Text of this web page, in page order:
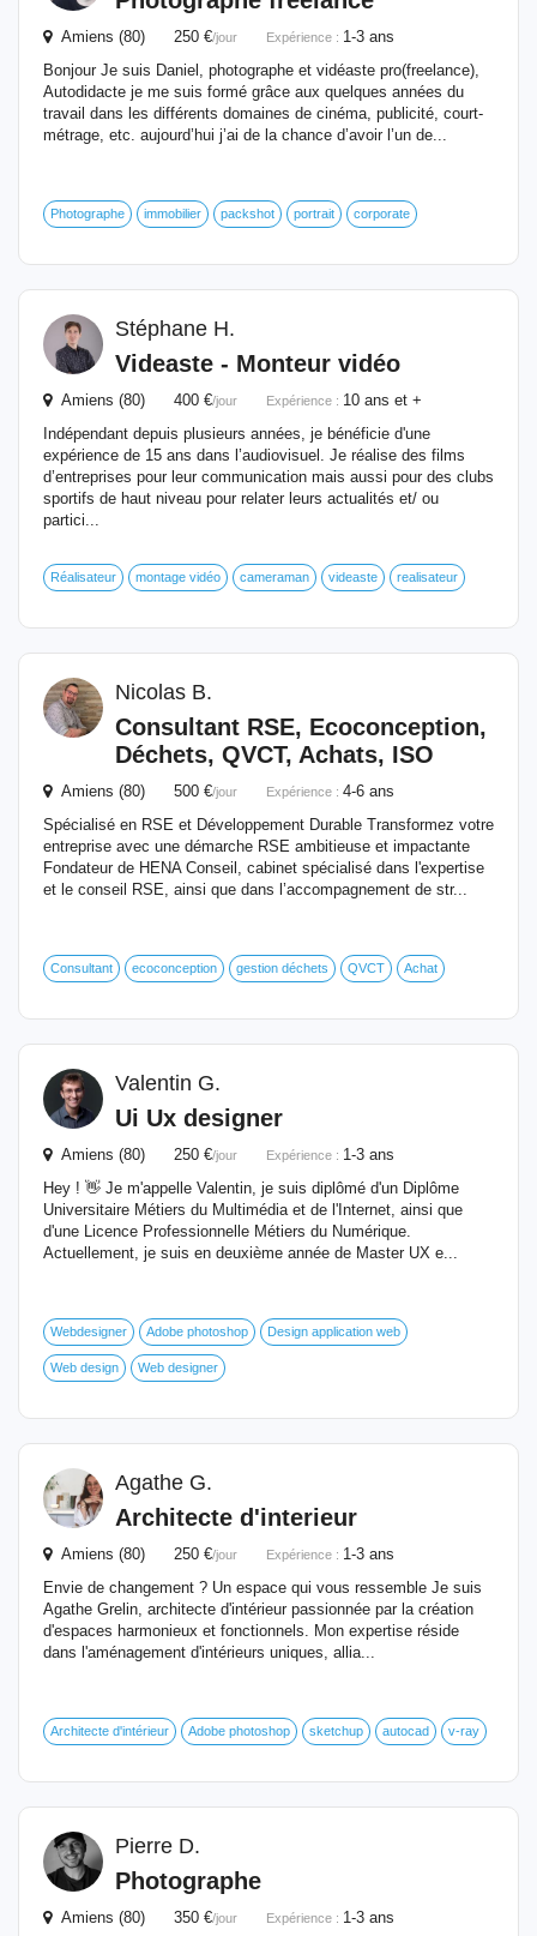
Amiens (80) 250 €/jour Expérience : 1-3 ans
Bonjour Je suis Daniel, photographe et vidéaste pro(freelance),
Autodidacte je me suis formé grâce aux quelques années du
travail dans les différents domaines de cinéma, publicité, court-
métrage, etc. aujourd’hui j’ai de la chance d’avoir l’un de...
Photographe immobilier packshot portrait corporate
Stéphane H.
Videaste - Monteur vidéo
Amiens (80) 400 €/jour Expérience : 10 ans et +
Indépendant depuis plusieurs années, je bénéficie d'une
expérience de 15 ans dans l’audiovisuel. Je réalise des films
d’entreprises pour leur communication mais aussi pour des clubs
sportifs de haut niveau pour relater leurs actualités et/ ou
partici...
Réalisateur montage vidéo cameraman videaste realisateur
Nicolas B.
Consultant RSE, Ecoconception,
Déchets, QVCT, Achats, ISO
Amiens (80) 500 €/jour Expérience : 4-6 ans
Spécialisé en RSE et Développement Durable Transformez votre
entreprise avec une démarche RSE ambitieuse et impactante
Fondateur de HENA Conseil, cabinet spécialisé dans l'expertise
et le conseil RSE, ainsi que dans l’accompagnement de str...
Consultant ecoconception gestion déchets QVCT Achat
Valentin G.
Ui Ux designer
Amiens (80) 250 €/jour Expérience : 1-3 ans
Hey ! 👋 Je m'appelle Valentin, je suis diplômé d'un Diplôme
Universitaire Métiers du Multimédia et de l'Internet, ainsi que
d'une Licence Professionnelle Métiers du Numérique.
Actuellement, je suis en deuxième année de Master UX e...
Webdesigner Adobe photoshop Design application web
Web design Web designer
Agathe G.
Architecte d'interieur
Amiens (80) 250 €/jour Expérience : 1-3 ans
Envie de changement ? Un espace qui vous ressemble Je suis
Agathe Grelin, architecte d'intérieur passionnée par la création
d'espaces harmonieux et fonctionnels. Mon expertise réside
dans l'aménagement d'intérieurs uniques, allia...
Architecte d'intérieur Adobe photoshop sketchup autocad v-ray
Pierre D.
Photographe
Amiens (80) 350 €/jour Expérience : 1-3 ans